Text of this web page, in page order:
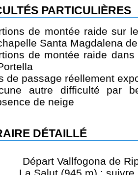
PARTICULIÈRES
de montée raide sur
Santa Magdalena
de montée raide
de passage réellement
autre difficulté par
de neige
DÉTAILLÉ
Départ Vallfogona de